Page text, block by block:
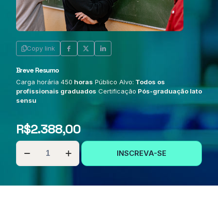
Copy link
Breve Resumo
Carga horária 450 horas Público Alvo: Todos os
profissionais graduados Certificação Pós-graduação lato
sensu
R$2.388,00
PÓS-
GRADUAÇÃO
EM
INSCREVA-SE